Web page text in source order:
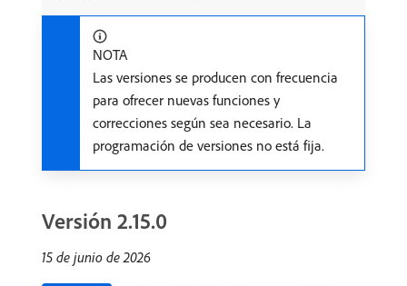
NOTA
Las versiones se producen con frecuencia
para ofrecer nuevas funciones y
correcciones según sea necesario. La
programación de versiones no está fija.
Versión 2.15.0
15 de junio de 2026